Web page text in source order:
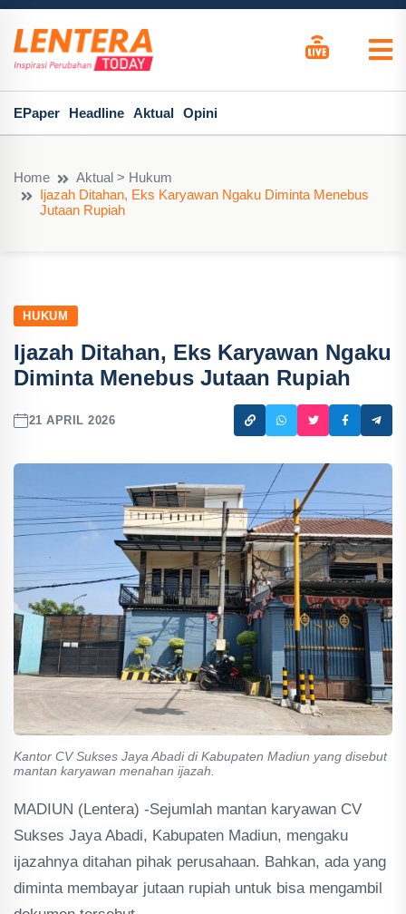
EPaper Headline Aktual Opini
Home
Aktual > Hukum
Ijazah Ditahan, Eks Karyawan Ngaku Diminta Menebus
Jutaan Rupiah
HUKUM
Ijazah Ditahan, Eks Karyawan Ngaku
Diminta Menebus Jutaan Rupiah
21 APRIL 2026
Kantor CV Sukses Jaya Abadi di Kabupaten Madiun yang disebut
mantan karyawan menahan ijazah.
MADIUN (Lentera) -Sejumlah mantan karyawan CV
Sukses Jaya Abadi, Kabupaten Madiun, mengaku
ijazahnya ditahan pihak perusahaan. Bahkan, ada yang
diminta membayar jutaan rupiah untuk bisa mengambil